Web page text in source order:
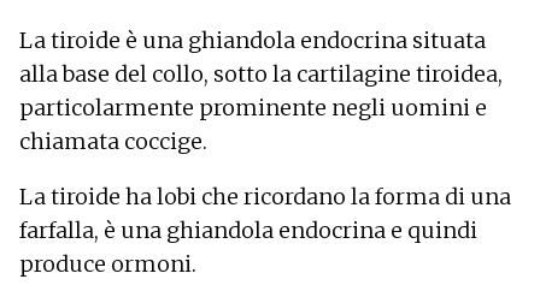
La tiroide è una ghiandola endocrina situata
alla base del collo, sotto la cartilagine tiroidea,
particolarmente prominente negli uomini e
chiamata coccige.
La tiroide ha lobi che ricordano la forma di una
farfalla, è una ghiandola endocrina e quindi
produce ormoni.